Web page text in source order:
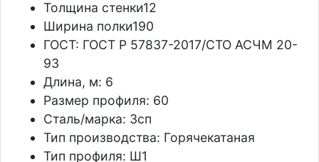
Толщина стенки12
Ширина полки190
ГОСТ: ГОСТ Р 57837-2017/СТО АСЧМ 20-
93
Длина, м: 6
Размер профиля: 60
Сталь/марка: 3сп
Тип производства: Горячекатаная
Тип профиля: Ш1